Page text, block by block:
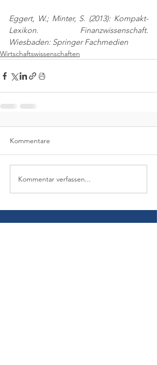
Eggert, W.; Minter, S. (2013): Kompakt-
Lexikon. Finanzwissenschaft.
Wiesbaden: Springer Fachmedien
Wirtschaftswissenschaften
Kommentare
Kommentar verfassen...